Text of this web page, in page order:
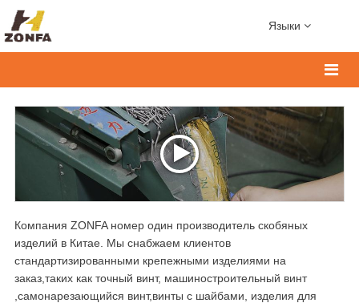
Языки
Компания ZONFA номер один производитель скобяных
изделий в Китае. Мы снабжаем клиентов
стандартизированными крепежными изделиями на
заказ,таких как точный винт, машиностроительный винт
,самонарезающийся винт,винты с шайбами, изделия для